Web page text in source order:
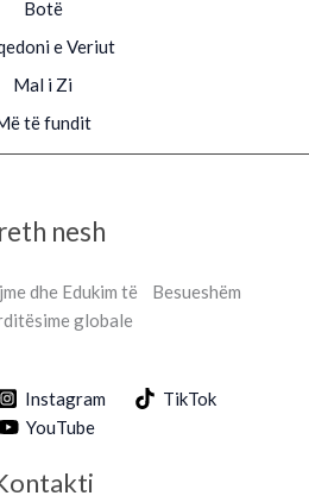
Botë
e Veriut
Mal i Zi
të fundit
nesh
dhe Edukim të Besueshëm
globale
Instagram
TikTok
YouTube